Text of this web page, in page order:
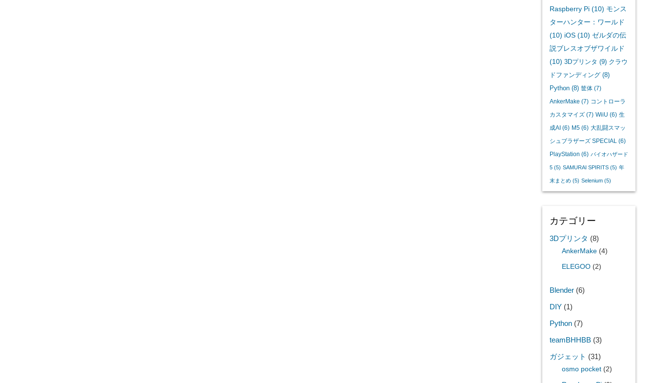
Raspberry Pi(10) モンス
ターハンター：ワールド
(10) iOS(10) ゼルダの伝
説ブレスオブザワイルド
(10) 3Dプリンタ (9) クラウ
ドファンディング(8)
Python(8) 筐体(7)
AnkerMake (7) コントローラ
カスタマイズ(7) WiiU (6) 生
成AI (6) M5(6) 大乱闘スマッ
シュブラザーズ SPECIAL (6)
PlayStation (6) バイオハザード
5(5) SAMURAI SPIRITS(5) 年
末まとめ(5) Selenium(5)
カテゴリー
3Dプリンタ (8)
AnkerMake(4)
ELEGOO(2)
Blender(6)
DIY(1)
Python(7)
teamBHHBB(3)
ガジェット (31)
osmo pocket(2)